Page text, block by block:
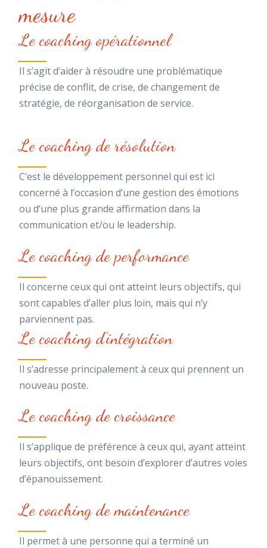
mesure
Le coaching opérationnel
Il s’agit d’aider à résoudre une problématique
précise de conflit, de crise, de changement de
stratégie, de réorganisation de service.
Le coaching de résolution
C’est le développement personnel qui est ici
concerné à l’occasion d’une gestion des émotions
ou d’une plus grande affirmation dans la
communication et/ou le leadership.
Le coaching de performance
Il concerne ceux qui ont atteint leurs objectifs, qui
sont capables d’aller plus loin, mais qui n’y
parviennent pas.
Le coaching d’intégration
Il s’adresse principalement à ceux qui prennent un
nouveau poste.
Le coaching de croissance
Il s’applique de préférence à ceux qui, ayant atteint
leurs objectifs, ont besoin d’explorer d’autres voies
d’épanouissement.
Le coaching de maintenance
Il permet à une personne qui a terminé un